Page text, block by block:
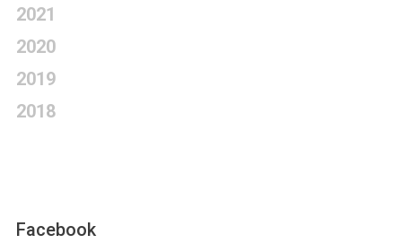
2021
2020
2019
2018
Facebook